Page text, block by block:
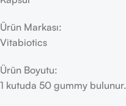
Ürün Markası:
Vitabiotics
Ürün Boyutu:
1 kutuda 50 gummy bulunur.